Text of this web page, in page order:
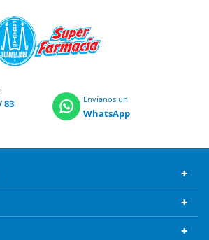
83
Envíanos un
WhatsApp